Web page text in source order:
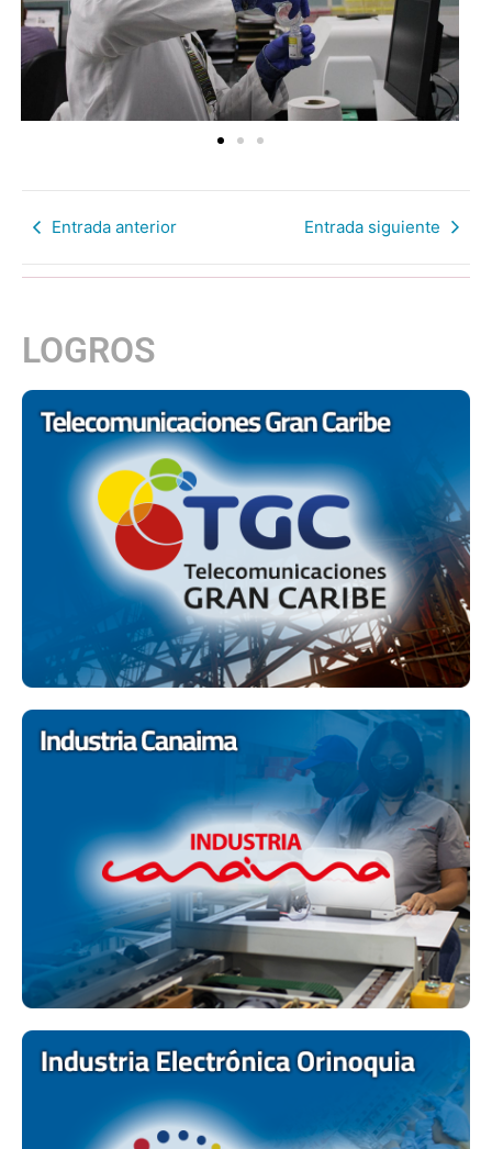
Entrada anterior Entrada siguiente
LOGROS